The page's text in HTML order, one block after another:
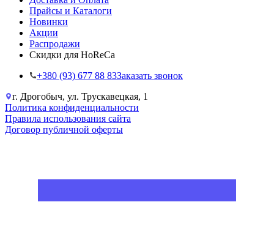
Прайсы и Каталоги
Новинки
Акции
Распродажи
Скидки для HoReCa
+38‎0 (93) 677 88 83Заказать звонок
г. Дрогобыч, ул. Трускавецкая, 1
Политика конфиденциальности
Правила использования сайта
Договор публичной оферты